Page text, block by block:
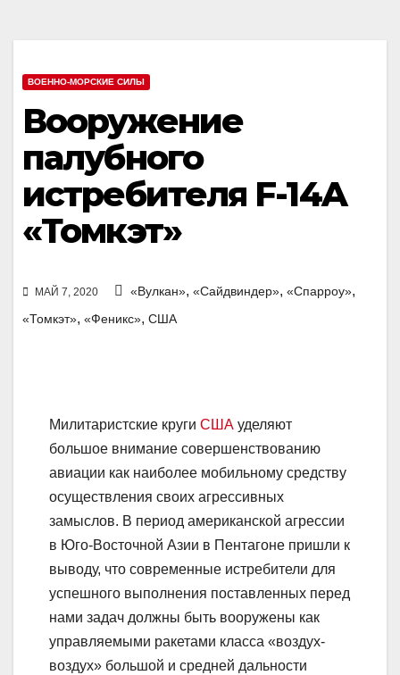
ВОЕННО-МОРСКИЕ СИЛЫ
Вооружение
палубного
истребителя F-14A
«Томкэт»
МАЙ 7, 2020 «Вулкан», «Сайдвиндер», «Спарроу»,
«Томкэт», «Феникс», США
Милитаристские круги США уделяют
большое внимание совершенствованию
авиации как наиболее мобильному средству
осуществления своих агрессивных
замыслов. В период американской агрессии
в Юго-Восточной Азии в Пентагоне пришли к
выводу, что современные истребители для
успешного выполнения поставленных перед
нами задач должны быть вооружены как
управляемыми ракетами класса «воздух-
воздух» большой и средней дальности